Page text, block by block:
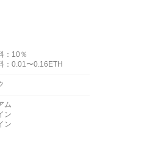
：10％
：0.01〜0.16ETH
ム
ン
ン